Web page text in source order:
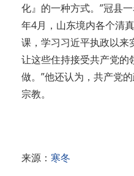
化』的一种方式。”冠县
年4月，山东境内各个清
课，学习习近平执政以来
让这些住持接受共产党的
做。”他还认为，共产党
宗教。
来源： 寒冬